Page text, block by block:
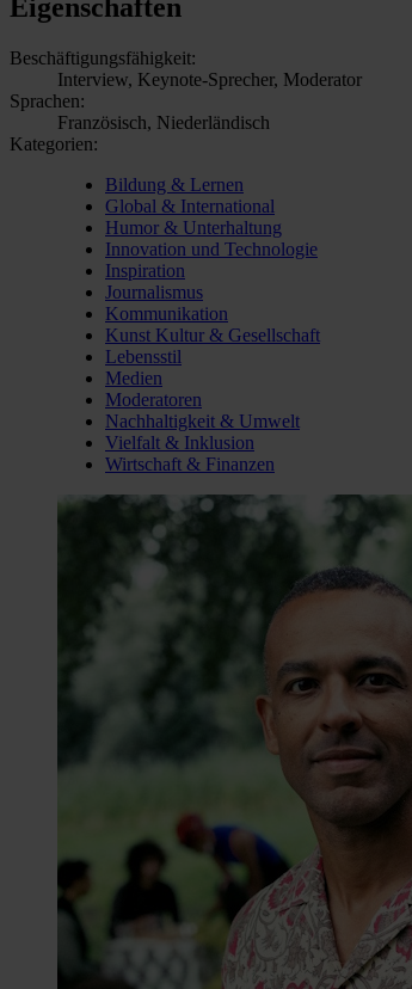
Eigenschaften
Beschäftigungsfähigkeit:
Interview, Keynote-Sprecher, Moderator
Sprachen:
Französisch, Niederländisch
Kategorien:
Bildung & Lernen
Global & International
Humor & Unterhaltung
Innovation und Technologie
Inspiration
Journalismus
Kommunikation
Kunst Kultur & Gesellschaft
Lebensstil
Medien
Moderatoren
Nachhaltigkeit & Umwelt
Vielfalt & Inklusion
Wirtschaft & Finanzen